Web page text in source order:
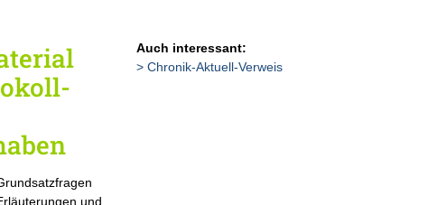
und
Auch interessant:
Chronik-Aktuell-Verweis